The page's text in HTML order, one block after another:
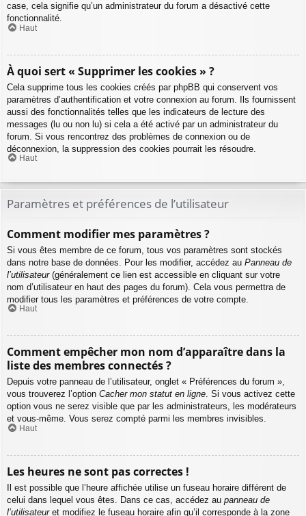
case, cela signifie qu’un administrateur du forum a désactivé cette
fonctionnalité.
Haut
À quoi sert « Supprimer les cookies » ?
Cela supprime tous les cookies créés par phpBB qui conservent vos
paramètres d’authentification et votre connexion au forum. Ils fournissent
aussi des fonctionnalités telles que les indicateurs de lecture des
messages (lu ou non lu) si cela a été activé par un administrateur du
forum. Si vous rencontrez des problèmes de connexion ou de
déconnexion, la suppression des cookies pourrait les résoudre.
Haut
Paramètres et préférences de l’utilisateur
Comment modifier mes paramètres ?
Si vous êtes membre de ce forum, tous vos paramètres sont stockés
dans notre base de données. Pour les modifier, accédez au Panneau de
l’utilisateur(généralement ce lien est accessible en cliquant sur votre
nom d’utilisateur en haut des pages du forum). Cela vous permettra de
modifier tous les paramètres et préférences de votre compte.
Haut
Comment empêcher mon nom d’apparaître dans la
liste des membres connectés ?
Depuis votre panneau de l’utilisateur, onglet « Préférences du forum »,
vous trouverez l’option Cacher mon statut en ligne. Si vous activez cette
option vous ne serez visible que par les administrateurs, les modérateurs
et vous-même. Vous serez compté parmi les membres invisibles.
Haut
Les heures ne sont pas correctes !
Il est possible que l’heure affichée utilise un fuseau horaire différent de
celui dans lequel vous êtes. Dans ce cas, accédez au panneau de
l’utilisateuret modifiez le fuseau horaire afin qu’il corresponde à la zone